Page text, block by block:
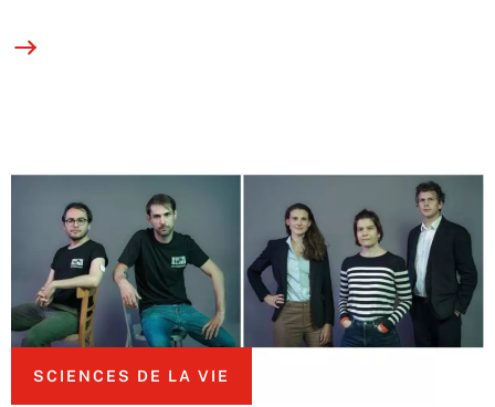
SCIENCES DE LA VIE